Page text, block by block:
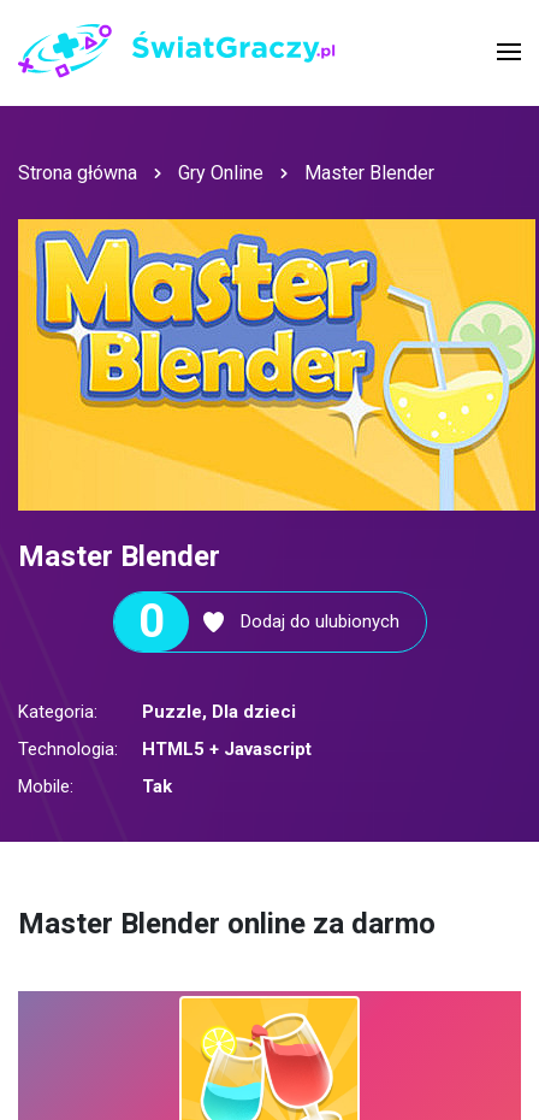
Strona główna Gry Online Master Blender
Master Blender
0 Dodaj do ulubionych
Kategoria: Puzzle, Dla dzieci
Technologia:
HTML5 + Javascript
Mobile:
Tak
Master Blender online za darmo